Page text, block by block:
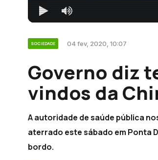
SOCIEDADE 04 fev, 2020, 10:07
Governo diz
vindos da
A autoridade de saúde pública
aterrado este sábado em Ponta
bordo.